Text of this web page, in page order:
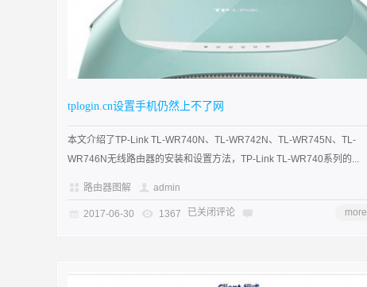
tplogin.cn设置手机仍然上不了网
本文介绍了TP-Link TL-WR740N、TL-WR742N、TL-WR745N、TL-
WR746N无线路由器的安装和设置方法，TP-Link TL-WR740系列的...
路由器图解 admin
2017-06-30 1367 已关闭评论 more